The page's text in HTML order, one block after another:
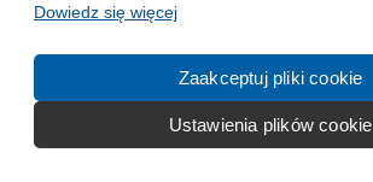
Dowiedz się więcej
Zaakceptuj pliki cookie
Ustawienia plików cookie